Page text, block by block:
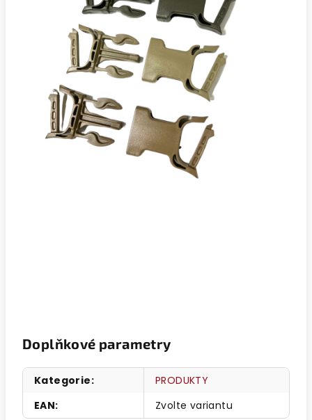
Doplňkové parametry
Kategorie:
PRODUKTY
EAN: Zvolte variantu